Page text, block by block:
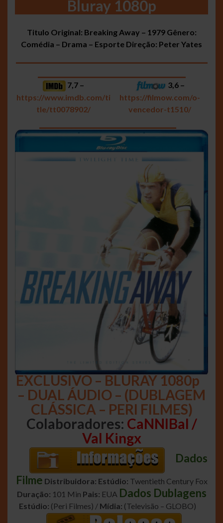
Bluray 1080p
Titulo Original: Breaking Away – 1979 Gênero:
Comédia – Drama – Esporte Direção: Peter Yates
7,7 –
https://www.imdb.com/ti
tle/tt0078902/
3,6 –
https://filmow.com/o-
vencedor-t1510/
EXCLUSIVO – BLURAY 1080p
– DUAL ÁUDIO – (DUBLAGEM
CLÁSSICA – PERI FILMES)
Colaboradores: CaNNIBal /
Val Kingx
Dados
Filme Distribuidora: Estúdio: Twentieth Century Fox
Duração: 101 Min Pais: EUA Dados Dublagens
Estúdio: (Peri Filmes) / Mídia: (Televisão – GLOBO)